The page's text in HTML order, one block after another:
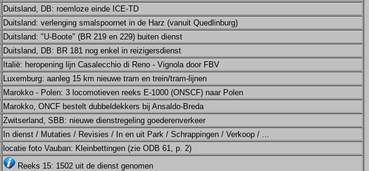
Duitsland, DB: roemloze einde ICE-TD
Duitsland: verlenging smalspoornet in de Harz (vanuit Quedlinburg)
Duitsland: "U-Boote" (BR 219 en 229) buiten dienst
Duitsland, DB: BR 181 nog enkel in reizigersdienst
Italië: heropening lijn Casalecchio di Reno - Vignola door FBV
Luxemburg: aanleg 15 km nieuwe tram en trein/tram-lijnen
Marokko - Polen: 3 locomotieven reeks E-1000 (ONSCF) naar Polen
Marokko, ONCF bestelt dubbeldekkers bij Ansaldo-Breda
Zwitserland, SBB: nieuwe dienstregeling goederenverkeer
In dienst / Mutaties / Revisies / In en uit Park / Schrappingen / Verkoop / ...
locatie foto Vauban: Kleinbettingen (zie ODB 61, p. 2)
Reeks 15: 1502 uit de dienst genomen